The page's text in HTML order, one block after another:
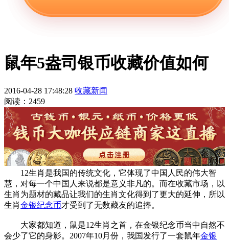
鼠年5盎司银币收藏价值如何
2016-04-28 17:48:28 收藏新闻
阅读：2459
12生肖是我国的传统文化，它体现了中国人民的伟大智
慧，对每一个中国人来说都是意义非凡的。而在收藏市场，以
生肖为题材的藏品让我们的生肖文化得到了更大的延伸，所以
生肖金银纪念币才受到了无数藏友的追捧。
大家都知道，鼠是12生肖之首，在金银纪念币当中自然不
会少了它的身影。2007年10月份，我国发行了一套鼠年金银